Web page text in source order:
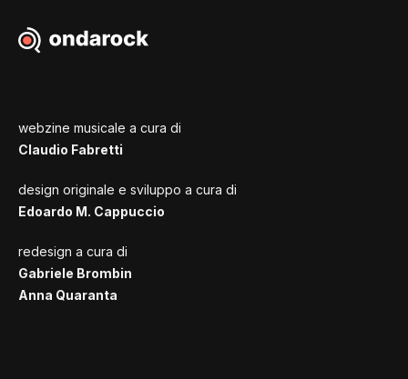
webzine musicale a cura di
Claudio Fabretti
design originale e sviluppo a cura di
Edoardo M. Cappuccio
redesign a cura di
Gabriele Brombin
Anna Quaranta